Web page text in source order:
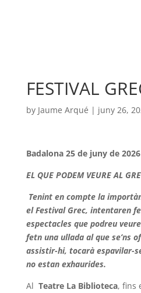
FESTIVAL
by Jaume Arqué | juny 26,
Badalona 25 de juny de 2026
EL QUE PODEM VEURE AL
Tenint en compte la
el Festival Grec, intentaren
espectacles que podreu
fetn una ullada al que se’ns
assistir-hi, tocarà espavilar-
no estan exhaurides.
Al Teatre La Biblioteca, fins